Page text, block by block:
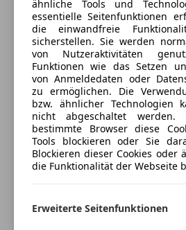
Unterhaltung/Media
Android Auto
Apple CarPlay
Bluetooth
Bordcomputer
DAB-Radio
Freisprecheinrichtung
Induktionsladen für
Radio
Volldigitales Kombiinstrument
undefined
Ausstattungs-Paket:
Metallic-Lackierung
Panorama-Schiebedach
AHV
undefined
Active Info-Display
Airbag Fahrer-/Beifahrerseite
Alarmanlage
Ambiente-Beleuchtung
Audiosystem: Radio mit USB-
Versicherung
Kfz-Versicherung
Versicherungsschutz an
anpassen
Freischaden-Gutschein ab
Auto einfach online
ähnliche Tools und
essentielle Seitenfunktionen
die einwandfreie
sicherstellen. Sie werden
von Nutzeraktivitäten
Funktionen wie das Setzen
von Anmeldedaten oder
zu ermöglichen. Die
bzw. ähnlicher Technologien
nicht abgeschaltet werden.
bestimmte Browser diese
Tools blockieren oder Sie
Blockieren dieser Cookies oder
die Funktionalität der Webseite
Erweiterte Seitenfunktionen